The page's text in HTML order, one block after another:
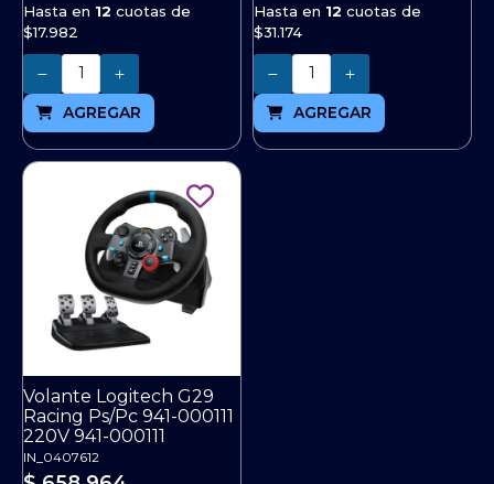
Hasta en 12 cuotas de
$17.982
Cantidad
AGREGAR
Hasta en 12 cuotas de
$31.174
Cantidad
AGREGAR
Volante Logitech G29
Racing Ps/Pc 941-000111
220V 941-000111
IN_0407612